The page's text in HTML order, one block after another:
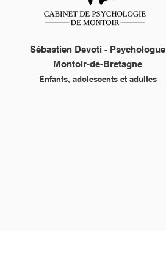
Sébastien Devoti - Psychologue
Montoir-de-Bretagne
Enfants, adolescents et adultes